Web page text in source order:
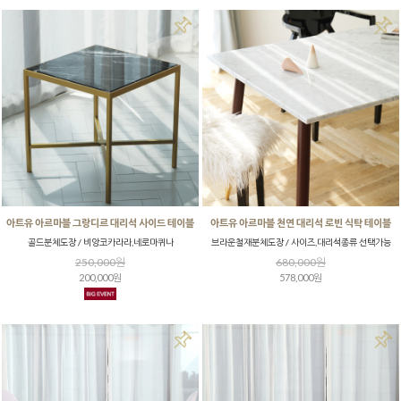
아트유 아르마블 그랑디르 대리석 사이드 테이블
골드분체도장 / 비앙코카라라,네로마퀴나
250,000원
200,000원
아트유 아르마블 천연 대리석 로빈 식탁 테이블
브라운철재분체도장 / 사이즈,대리석종류 선택가능
680,000원
578,000원